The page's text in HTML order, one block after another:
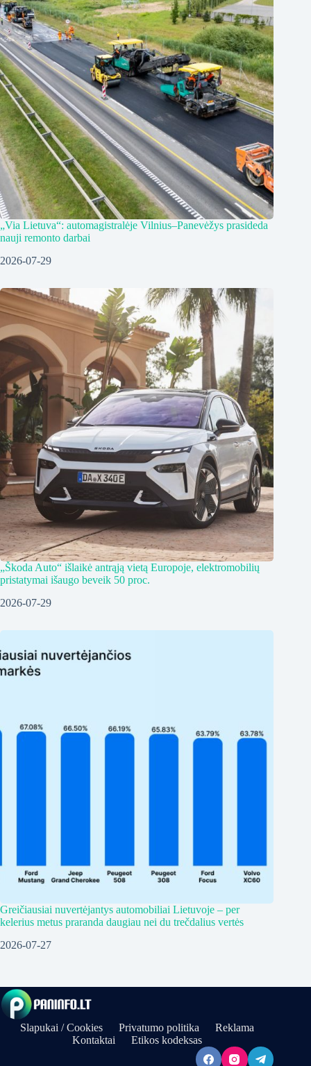
„Via Lietuva“: automagistralėje Vilnius–Panevėžys prasideda
nauji remonto darbai
2026-07-29
„Škoda Auto“ išlaikė antrąją vietą Europoje, elektromobilių
pristatymai išaugo beveik 50 proc.
2026-07-29
Greičiausiai nuvertėjantys automobiliai Lietuvoje – per
kelerius metus praranda daugiau nei du trečdalius vertės
2026-07-27
Slapukai / Cookies Privatumo politika
Reklama
Kontaktai
Etikos kodeksas